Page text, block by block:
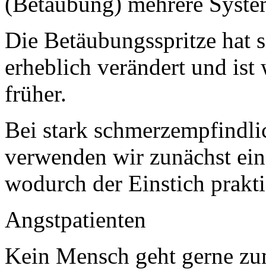
Die Betäubungsspritze hat
erheblich verändert und ist
früher.
Bei stark
verwenden wir zunächst
wodurch der Einstich
Angstpatienten
Kein Mensch geht gerne